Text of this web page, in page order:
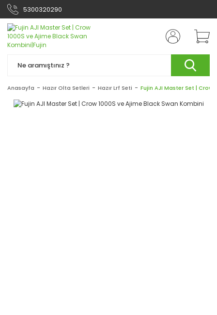
5300320290
Anasayfa Hazır Olta Setleri Hazır Lrf Seti Fujin AJI Master Set | Crow